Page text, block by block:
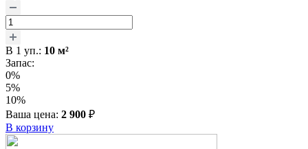
В 1 уп.: 10 м²
Запас:
0%
5%
10%
Ваша цена: 2 900 ₽
В корзину